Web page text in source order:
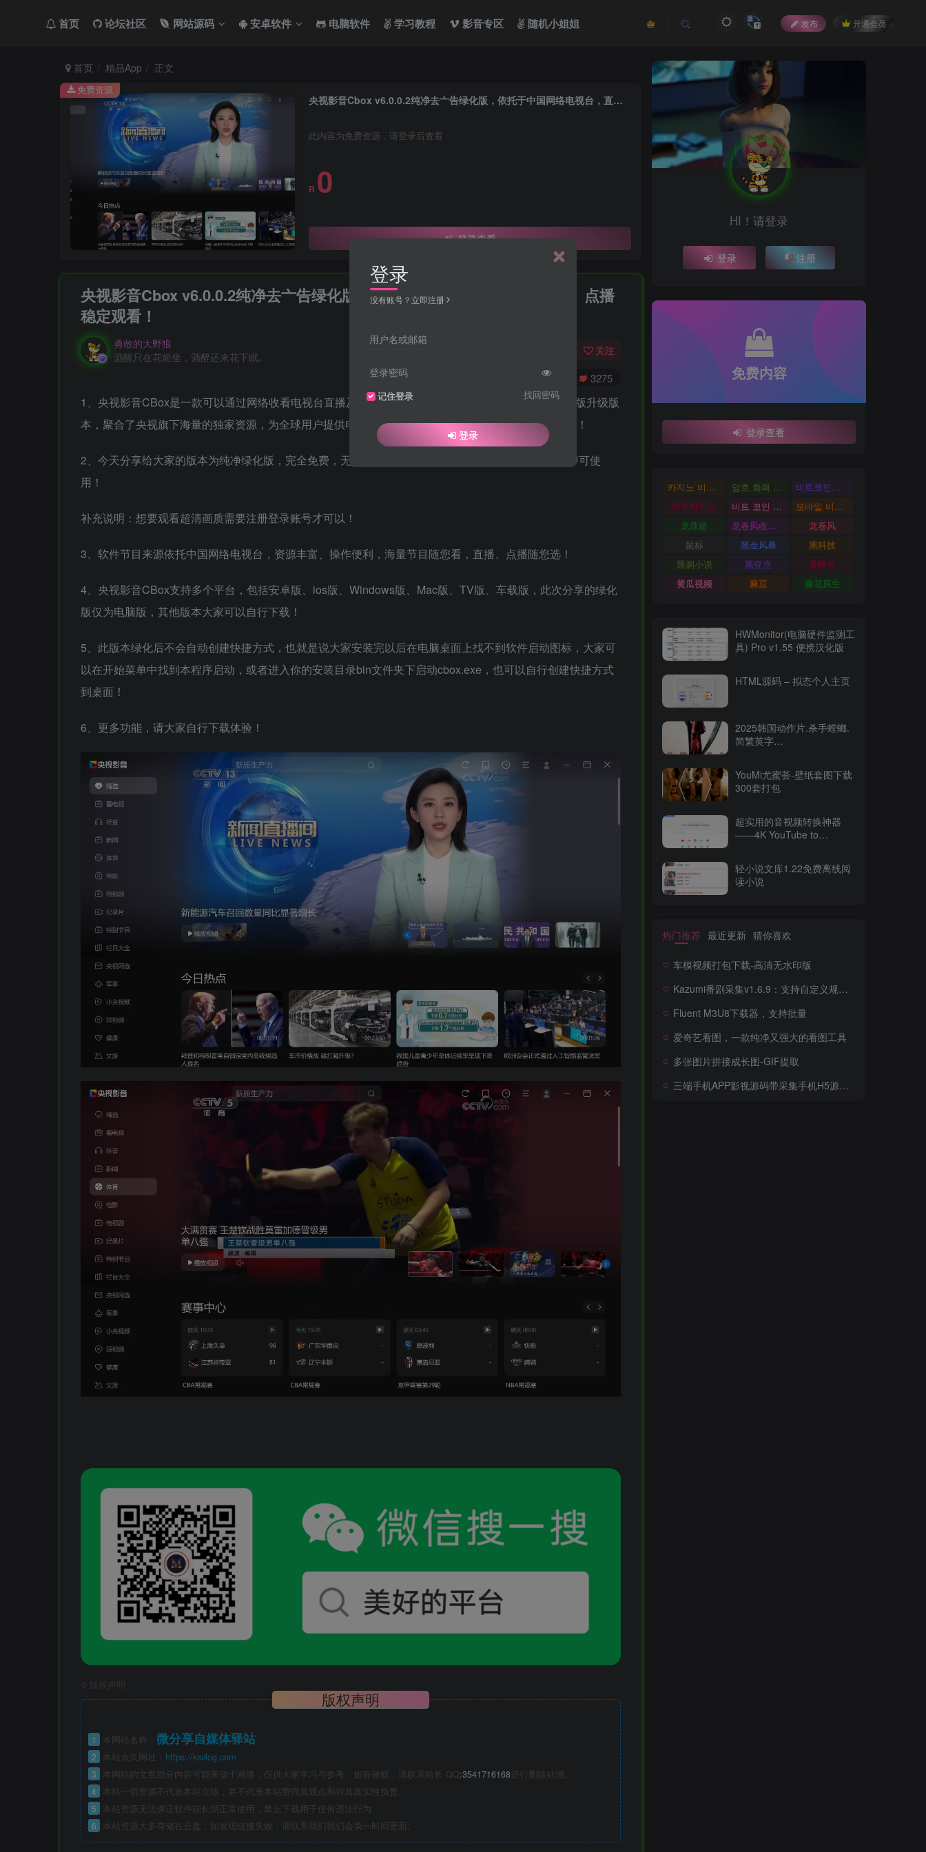
首页 论坛社区 网站源码 安卓软件 电脑软件 学习教程 影音专区 随机小姐姐 发布 开通会员
首页 精品App 正文
央视影音Cbox v6.0.0.2纯净去亠告绿化版，依托于中国网络电视台，直播、点播稳定观看！
此内容为免费资源，请登录后查看
R 0
登录查看
免费资源
央视影音Cbox v6.0.0.2纯净去亠告绿化版，依托于中国网络电视台，直播、点播
稳定观看！
勇敢的大野狼
酒醒只在花前坐，酒醉还来花下眠。
关注
4923 3275
1、央视影音CBox是一款可以通过网络收看电视台直播及网络点播节目的视频客户端，是原CNTV旗舰版升级版
本，聚合了央视旗下海量的独家资源，为全球用户提供电视直播、点播服务，努力打造极致的观看体验！
2、今天分享给大家的版本为纯净绿化版，完全免费，无需VIP会员，无需看广告，无需注册登录账号即可使
用！
补充说明：想要观看超清画质需要注册登录账号才可以！
3、软件节目来源依托中国网络电视台，资源丰富、操作便利，海量节目随您看，直播、点播随您选！
4、央视影音CBox支持多个平台，包括安卓版、ios版、Windows版、Mac版、TV版、车载版，此次分享的绿化
版仅为电脑版，其他版本大家可以自行下载！
5、此版本绿化后不会自动创建快捷方式，也就是说大家安装完以后在电脑桌面上找不到软件启动图标，大家可
以在开始菜单中找到本程序启动，或者进入你的安装目录bin文件夹下启动cbox.exe，也可以自行创建快捷方式
到桌面！
6、更多功能，请大家自行下载体验！
版权声明
版权声明
1 本网站名称： 微分享自媒体驿站
2 本站永久网址： https://ksvlog.com
3 本网站的文章部分内容可能来源于网络，仅供大家学习与参考，如有侵权，请联系站长 QQ:3541716168进行删除处理。
4 本站一切资源不代表本站立场，并不代表本站赞同其观点和对其真实性负责。
5 本站资源无法保证软件能长期正常使用，禁止下载用于任何违法行为
6 本站资源大多存储在云盘，如发现链接失效，请联系我们我们会第一时间更新。
HI！请登录
登录 注册
免费内容
登录查看
카지노 비트코인 암호 화폐 카지노
비트코인카지노
비트카지노
비트 코인 온라인 카지노
모바일 비트 코인 카지노
龙珠超
龙卷风收音机
龙卷风
鼠标
黑金风暴
黑科技
黑洞小说
黑亚当
黄蜂女
黄瓜视频
麻豆 麻花原生
HWMonitor(电脑硬件监测工
具) Pro v1.55 便携汉化版
HTML源码 – 拟态个人主页
2025韩国动作片.杀手螳螂.
简繁英字
YouMi尤蜜荟-壁纸套图下载
300套打包
超实用的音视频转换神器
——4K YouTube to
轻小说文库1.22免费离线阅
读小说
热门推荐 最近更新 猜你喜欢
车模视频打包下载-高清无水印版
Kazumi番剧采集v1.6.9：支持自定义规则+在线观看+弹幕，跨平台下载
Fluent M3U8下载器，支持批量
爱奇艺看图，一款纯净又强大的看图工具
多张图片拼接成长图-GIF提取
三端手机APP影视源码带采集手机H5源码带VIP卡密功能
登录
没有账号？立即注册
用户名或邮箱
登录密码
记住登录 找回密码
登录